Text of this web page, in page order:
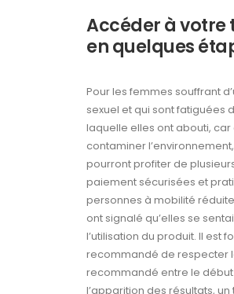
Accéder à
en quelques
Pour les femmes souffrant
sexuel et qui sont fatiguées
laquelle elles ont abouti,
contaminer
pourront profiter de
paiement sécurisées et
personnes à mobilité
ont signalé qu’elles se
l’utilisation du produit. Il est
recommandé de respecter
recommandé entre le début
l’apparition des résultats,